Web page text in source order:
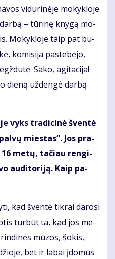
vi­du­ri­nė­je mo­kyk­lo­je
– tū­ri­nę kny­gą mo­
Mo­kyk­lo­je taip pat bu­
ko­mi­si­ja pa­ste­bė­jo,
Sa­ko, agi­ta­ci­ja!
die­ną už­den­gė dar­bą
vyks tra­di­ci­nė šven­tė
mies­tas“. Jos pra­
16 me­tų, ta­čiau ren­gi­
au­di­to­ri­ją. Kaip pa­
kad šven­tė tik­rai da­ro­si
tur­būt ta, kad jos me­
mū­zos, šo­kis,
bet ir la­bai įdo­mūs